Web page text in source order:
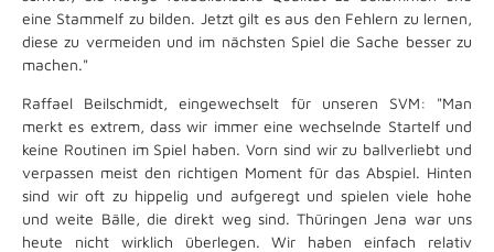
eine Stammelf zu bilden. Jetzt gilt es aus den Fehlern zu lernen,
diese zu vermeiden und im nächsten Spiel die Sache besser zu
machen."
Raffael Beilschmidt, eingewechselt für unseren SVM: "Man
merkt es extrem, dass wir immer eine wechselnde Startelf und
keine Routinen im Spiel haben. Vorn sind wir zu ballverliebt und
verpassen meist den richtigen Moment für das Abspiel. Hinten
sind wir oft zu hippelig und aufgeregt und spielen viele hohe
und weite Bälle, die direkt weg sind. Thüringen Jena war uns
heute nicht wirklich überlegen. Wir haben einfach relativ